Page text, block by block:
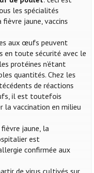
les spécialités
jaune, vaccins
aux œufs peuvent
en toute sécurité avec le
protéines n’étant
quantités. Chez les
de réactions
il est toutefois
la vaccination en milieu
jaune, la
est
confirmée aux